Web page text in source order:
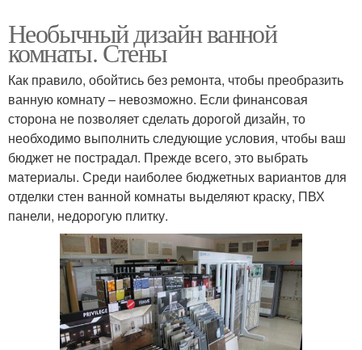
Необычный дизайн ванной
комнаты. Стены
Как правило, обойтись без ремонта, чтобы преобразить
ванную комнату – невозможно. Если финансовая
сторона не позволяет сделать дорогой дизайн, то
необходимо выполнить следующие условия, чтобы ваш
бюджет не пострадал. Прежде всего, это выбрать
материалы. Среди наиболее бюджетных вариантов для
отделки стен ванной комнаты выделяют краску, ПВХ
панели, недорогую плитку.